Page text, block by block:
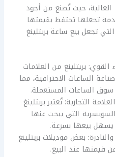
العالية، حيث تُصنع من أجود
تجعلها تحتفظ بقيمتها
تجعل بيع ساعة بريتلينغ
القوي: بريتلينغ من العلامات
الساعات الاحترافية، مما
الساعات المستعملة.
التجارية: تُعتبر بريتلينغ
التي يبحث عنها
بيعها بسرعة.
بعض موديلات بريتلينغ
قيمتها عند البيع.